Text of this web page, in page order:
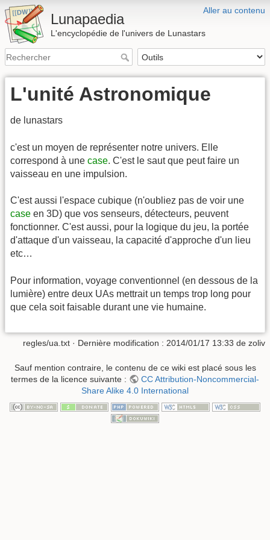
Aller au contenu
Lunapaedia
L'encyclopédie de l'univers de Lunastars
L'unité Astronomique
de lunastars
c'est un moyen de représenter notre univers. Elle
correspond à une case. C'est le saut que peut faire un
vaisseau en une impulsion.
C'est aussi l'espace cubique (n'oubliez pas de voir une
case en 3D) que vos senseurs, détecteurs, peuvent
fonctionner. C'est aussi, pour la logique du jeu, la portée
d'attaque d'un vaisseau, la capacité d'approche d'un lieu
etc…
Pour information, voyage conventionnel (en dessous de la
lumière) entre deux UAs mettrait un temps trop long pour
que cela soit faisable durant une vie humaine.
regles/ua.txt · Dernière modification : 2014/01/17 13:33 de zoliv
Sauf mention contraire, le contenu de ce wiki est placé sous les
termes de la licence suivante :
CC Attribution-Noncommercial-
Share Alike 4.0 International